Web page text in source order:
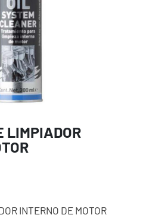
LIMPIADOR
INTERNO DE MOTOR